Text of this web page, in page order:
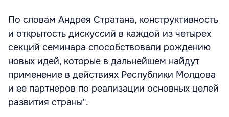
По словам Андрея Стратана, конструктивность
и открытость дискуссий в каждой из четырех
секций семинара способствовали рождению
новых идей, которые в дальнейшем найдут
применение в действиях Республики Молдова
и ее партнеров по реализации основных целей
развития страны".